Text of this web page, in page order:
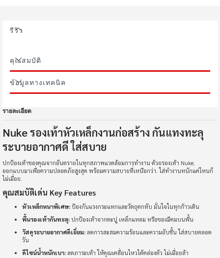
รีวิว
คุณสมบัติ
ข้อมูลทางเทคนิค
รายละเอียด
Nuke รองเท้าหัวเหล็กงานก่อสร้าง กันแทงทะลุ
ระบายอากาศดี ใส่สบาย
ปกป้องเท้าของคุณจากอันตรายในทุกสภาพแวดล้อมการทำงาน ด้วยรองเท้า Nuke.
ออกแบบมาเพื่อความปลอดภัยสูงสุด พร้อมความสบายที่เหนือกว่า. ใส่ทำงานหนักแค่ไหนก็
ไม่เมื่อย.
คุณสมบัติเด่น Key Features
หัวเหล็กหนาพิเศษ:ป้องกันแรงกระแทกและวัตถุตกทับ มั่นใจในทุกก้าวเดิน
พื้นรองเท้ากันทะลุ:ปกป้องเท้าจากตะปู เหล็กแหลม หรือของมีคมบนพื้น
วัสดุระบายอากาศดีเยี่ยม:ลดการสะสมความร้อนและความอับชื้น ใส่สบายตลอด
วัน
ดีไซน์น้ำหนักเบา:ลดภาระเท้า ให้คุณเคลื่อนไหวได้คล่องตัว ไม่เมื่อยล้า